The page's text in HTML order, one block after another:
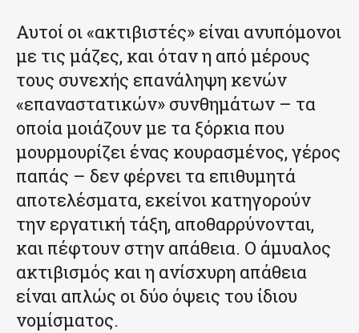
Αυτοί οι «ακτιβιστές» είναι ανυπόμονοι
με τις μάζες, και όταν η από μέρους
τους συνεχής επανάληψη κενών
«επαναστατικών» συνθημάτων – τα
οποία μοιάζουν με τα ξόρκια που
μουρμουρίζει ένας κουρασμένος, γέρος
παπάς – δεν φέρνει τα επιθυμητά
αποτελέσματα, εκείνοι κατηγορούν
την εργατική τάξη, αποθαρρύνονται,
και πέφτουν στην απάθεια. Ο άμυαλος
ακτιβισμός και η ανίσχυρη απάθεια
είναι απλώς οι δύο όψεις του ίδιου
νομίσματος.